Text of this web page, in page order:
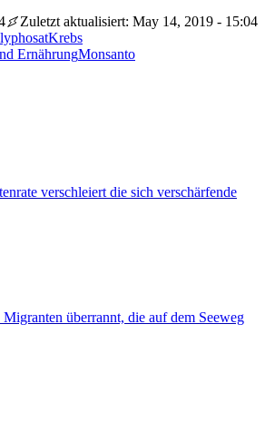
Zuletzt aktualisiert: May 14, 2019 - 15:04
Krebs
ErnährungMonsanto
verschleiert die sich verschärfende
überrannt, die auf dem Seeweg